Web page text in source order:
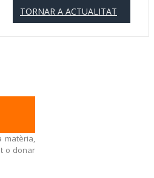
TORNAR A ACTUALITAT
matèria,
o donar